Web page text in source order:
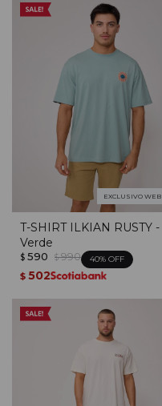
EXCLUSIVO WEB
T-SHIRT ILKIAN RUSTY -
Verde
$ 590 $ 990 40
$ 502